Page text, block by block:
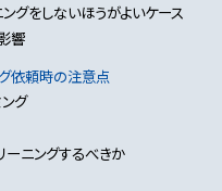
グをしないほうがよいケース
響
依頼時の注意点
グ
ニングするべきか